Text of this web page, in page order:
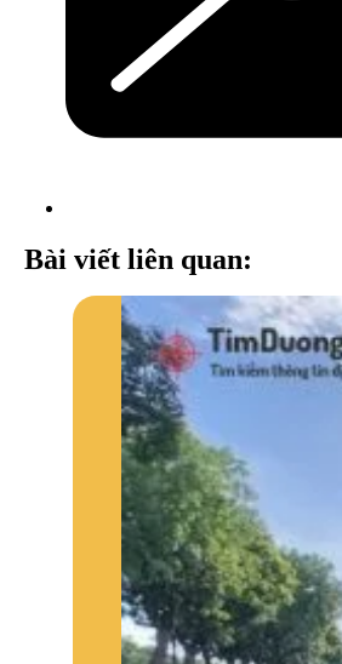
Bài viết liên quan: